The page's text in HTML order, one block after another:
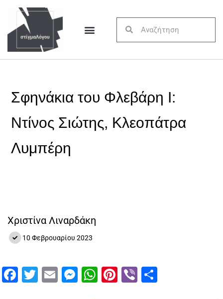
Σφηνάκια του Φλεβάρη Ι:
Ντίνος Σιώτης, Κλεοπάτρα
Λυμπέρη
Χριστίνα Λιναρδάκη
10 Φεβρουαρίου 2023
Facebook
Twitter
EmailMessenger
WhatsApp
Pinterest
Viber